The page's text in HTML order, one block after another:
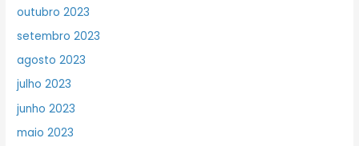
outubro 2023
setembro 2023
agosto 2023
julho 2023
junho 2023
maio 2023